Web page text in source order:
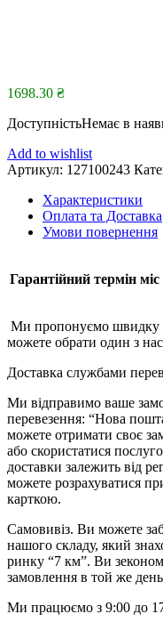
1698.30 ₴
ДоступністьНемає в
Add to wishlist
Артикул: 127100243
Характеристики
Оплата та Доставка
Умови повернення
Гарантійний термін міс
Ми пропонуємо швидку і
можете обрати один з
Доставка службами
Ми відправимо ваше
перевезення: “Нова
можете отримати своє
або скористатися
доставки залежить від
можете розрахуватися
карткою.
Самовивіз. Ви можете
нашого складу, який
ринку “7 км”. Ви
замовлення в той же
Ми працюємо з 9:00 до